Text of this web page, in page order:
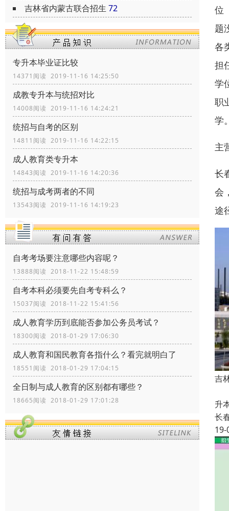
吉林省内蒙古联合招生 72
专升本毕业证比较
14371阅读 2019-11-16 14:25:50
成教专升本与统招对比
14008阅读 2019-11-16 14:24:21
统招与自考的区别
14811阅读 2019-11-16 14:22:15
成人教育类专升本
14843阅读 2019-11-16 14:20:36
统招与成考两者的不同
13543阅读 2019-11-16 14:19:23
自考考场要注意哪些内容呢？
13888阅读 2018-11-22 15:48:59
自考本科必须要先自考专科么？
15037阅读 2018-11-22 15:41:56
成人教育学历到底能否参加公务员考试？
18300阅读 2018-01-29 17:06:30
成人教育和国民教育各指什么？看完就明白了
18551阅读 2018-01-29 17:04:15
全日制与成人教育的区别都有哪些？
18665阅读 2018-01-29 17:01:28
位
题
各
担
学
职
学
主
长
会
途
吉
升
长
19-